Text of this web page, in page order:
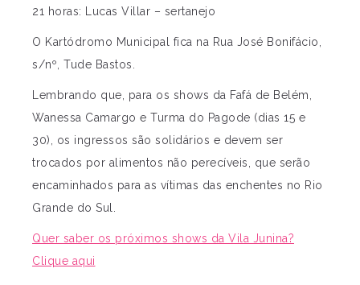
21 horas: Lucas Villar – sertanejo
O Kartódromo Municipal fica na Rua José Bonifácio,
s/nº, Tude Bastos.
Lembrando que, para os shows da Fafá de Belém,
Wanessa Camargo e Turma do Pagode (dias 15 e
30), os ingressos são solidários e devem ser
trocados por alimentos não perecíveis, que serão
encaminhados para as vítimas das enchentes no Rio
Grande do Sul.
Quer saber os próximos shows da Vila Junina?
Clique aqui